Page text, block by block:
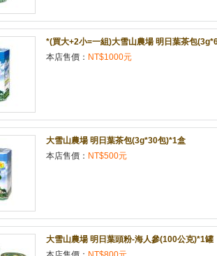
*(買大+2小=一組)大雪山農場 明日葉茶包
本店售價： NT$1000元
大雪山農場 明日葉茶包(3g*30包)*1盒
本店售價： NT$500元
大雪山農場 明日葉頭粉-海人參(100公克)*1罐